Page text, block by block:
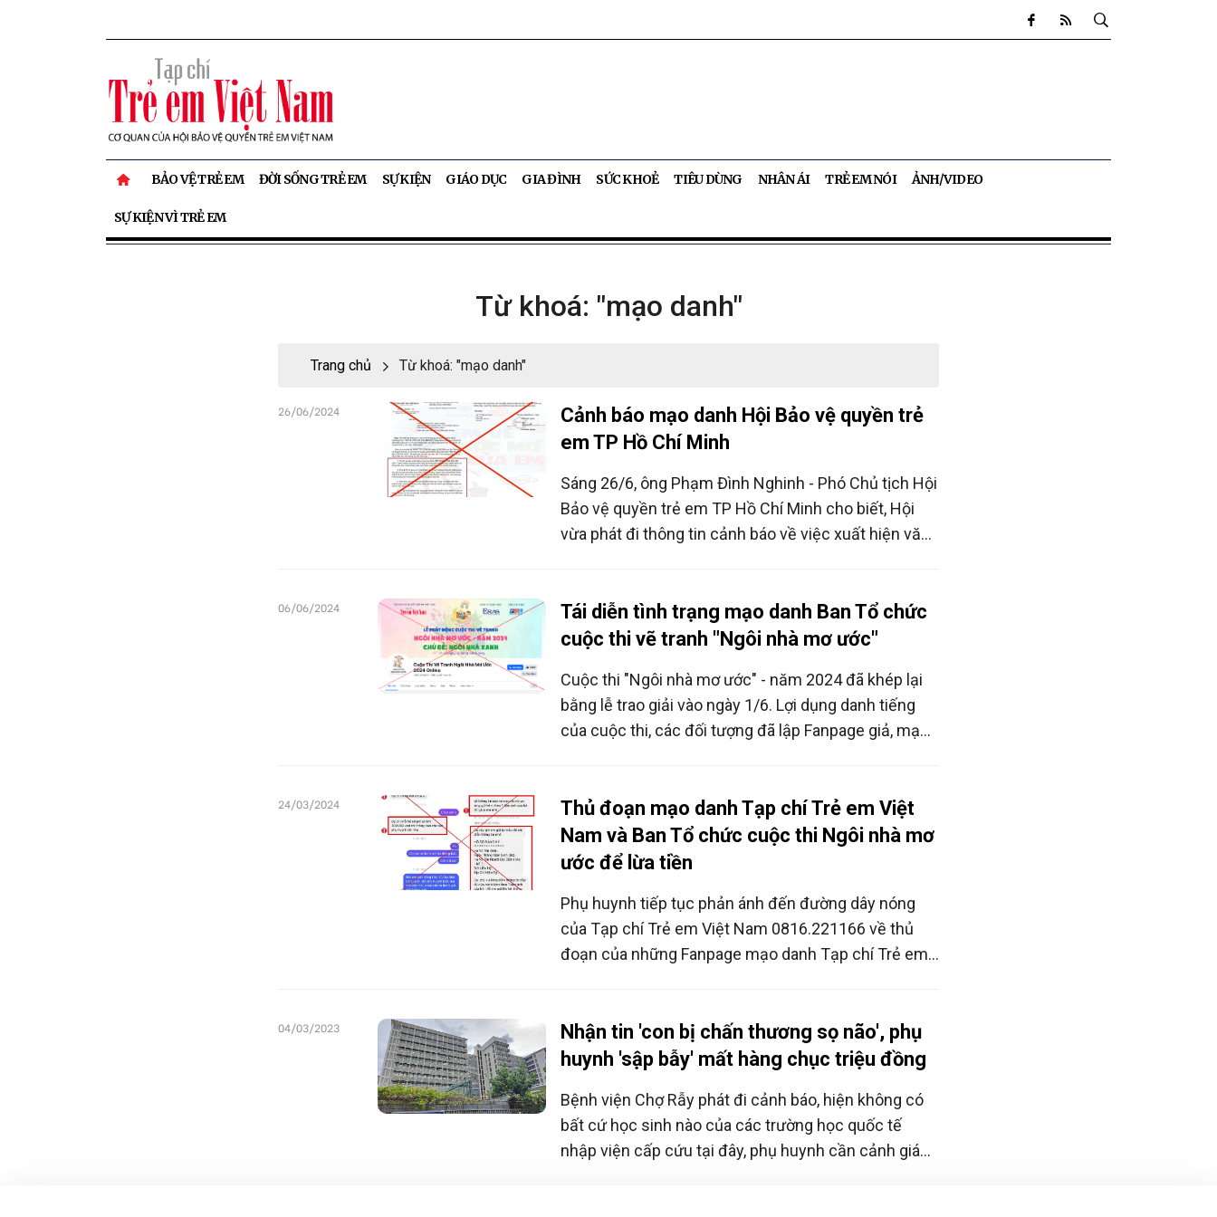
BẢO VỆ TRẺ EM ĐỜI SỐNG TRẺ EM SỰ KIỆN GIÁO DỤC GIA ĐÌNH SỨC KHOẺ TIÊU DÙNG NHÂN ÁI TRẺ EM NÓI ẢNH/VIDEO
SỰ KIỆN VÌ TRẺ EM
Từ khoá: "mạo danh"
Trang chủ Từ khoá: "mạo danh"
Cảnh báo mạo danh Hội Bảo vệ quyền trẻ
em TP Hồ Chí Minh
Sáng 26/6, ông Phạm Đình Nghinh - Phó Chủ tịch Hội
Bảo vệ quyền trẻ em TP Hồ Chí Minh cho biết, Hội
vừa phát đi thông tin cảnh báo về việc xuất hiện văn
26/06/2024
Tái diễn tình trạng mạo danh Ban Tổ chức
cuộc thi vẽ tranh "Ngôi nhà mơ ước"
Cuộc thi "Ngôi nhà mơ ước" - năm 2024 đã khép lại
bằng lễ trao giải vào ngày 1/6. Lợi dụng danh tiếng
của cuộc thi, các đối tượng đã lập Fanpage giả, mạo
06/06/2024
Thủ đoạn mạo danh Tạp chí Trẻ em Việt
Nam và Ban Tổ chức cuộc thi Ngôi nhà mơ
ước để lừa tiền
Phụ huynh tiếp tục phản ánh đến đường dây nóng
của Tạp chí Trẻ em Việt Nam 0816.221166 về thủ
đoạn của những Fanpage mạo danh Tạp chí Trẻ em
hành vi lừa đảo nghiêm trọng. Thể lệ cuộc thi vẽ
tranh Ngôi nhà mơ ước đã quy định rất rõ việc không
24/03/2024
Nhận tin 'con bị chấn thương sọ não', phụ
huynh 'sập bẫy' mất hàng chục triệu đồng
Bệnh viện Chợ Rẫy phát đi cảnh báo, hiện không có
bất cứ học sinh nào của các trường học quốc tế
nhập viện cấp cứu tại đây, phụ huynh cần cảnh giác
04/03/2023